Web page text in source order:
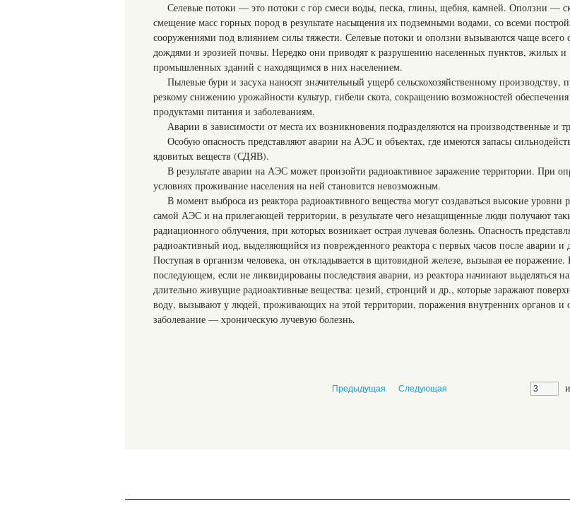
Селевые потоки — это потоки с гор смеси воды, песка, глины, щебня, камней. Оползни —
смещение масс горных пород в результате насыщения их подземными водами, со всеми
сооружениями под влиянием силы тяжести. Селевые потоки и оползни вызываются чаще всего
дождями и эрозией почвы. Нередко они приводят к разрушению населенных пунктов, жилых и
промышленных зданий с находящимся в них населением.
Пылевые бури и засуха наносят значительный ущерб сельскохозяйственному производству,
резкому снижению урожайности культур, гибели скота, сокращению возможностей обеспечения
продуктами питания и заболеваниям.
Аварии в зависимости от места их возникновения подразделяются на производственные и
Особую опасность представляют аварии на АЭС и объектах, где имеются запасы
ядовитых веществ (СДЯВ).
В результате аварии на АЭС может произойти радиоактивное заражение территории. При
условиях проживание населения на ней становится невозможным.
В момент выброса из реактора радиоактивного вещества могут создаваться высокие уровни
самой АЭС и на прилегающей территории, в результате чего незащищенные люди получают
радиационного облучения, при которых возникает острая лучевая болезнь. Опасность
радиоактивный иод, выделяющийся из поврежденного реактора с первых часов после аварии и
Поступая в организм человека, он откладывается в щитовидной железе, вызывая ее поражение.
последующем, если не ликвидированы последствия аварии, из реактора начинают выделяться
длительно живущие радиоактивные вещества: цезий, стронций и др., которые заражают
воду, вызывают у людей, проживающих на этой территории, поражения внутренних органов и
заболевание — хроническую лучевую болезнь.
Предыдущая Следующая